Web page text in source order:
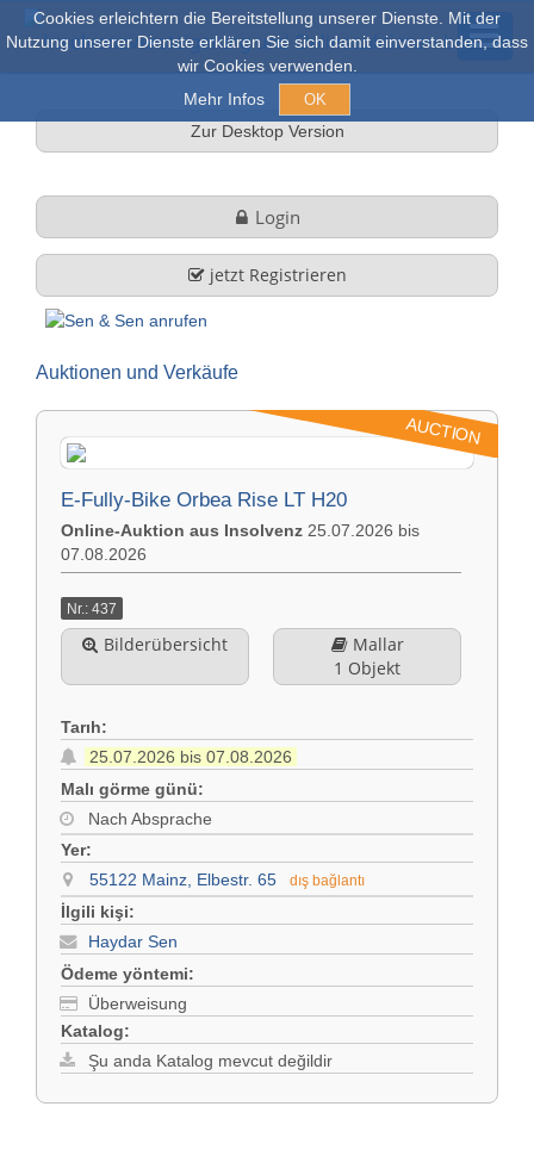
Cookies erleichtern die Bereitstellung unserer Dienste. Mit der
Nutzung unserer Dienste erklären Sie sich damit einverstanden, dass
wir Cookies verwenden.
Mehr Infos
OK
Online açık artırma
Şirket profili
Görev ve Hizmet
İlişki
Künye (DE)
Yasal bilgi (DE)
koşullar (DE)
Almanca
Zur Desktop Version
Login
jetzt Registrieren
Auktionen und Verkäufe
AUCTION
E-Fully-Bike Orbea Rise LT H20
Online-Auktion aus Insolvenz 25.07.2026 bis
07.08.2026
Nr.: 437
Bilderübersicht
Mallar
1 Objekt
Tarıh:
25.07.2026 bis 07.08.2026
Malı görme günü:
Nach Absprache
Yer:
55122 Mainz, Elbestr. 65
dış bağlantı
İlgili kişi:
Haydar Sen
Ödeme yöntemi:
Überweisung
Katalog:
Şu anda Katalog mevcut değildir